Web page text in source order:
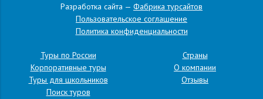
Разработка сайта — Фабрика турсайтов
Пользовательское соглашение
Политика конфиденциальности
Туры по России
Корпоративные туры
Туры для школьников
Поиск туров
Страны
О компании
Отзывы